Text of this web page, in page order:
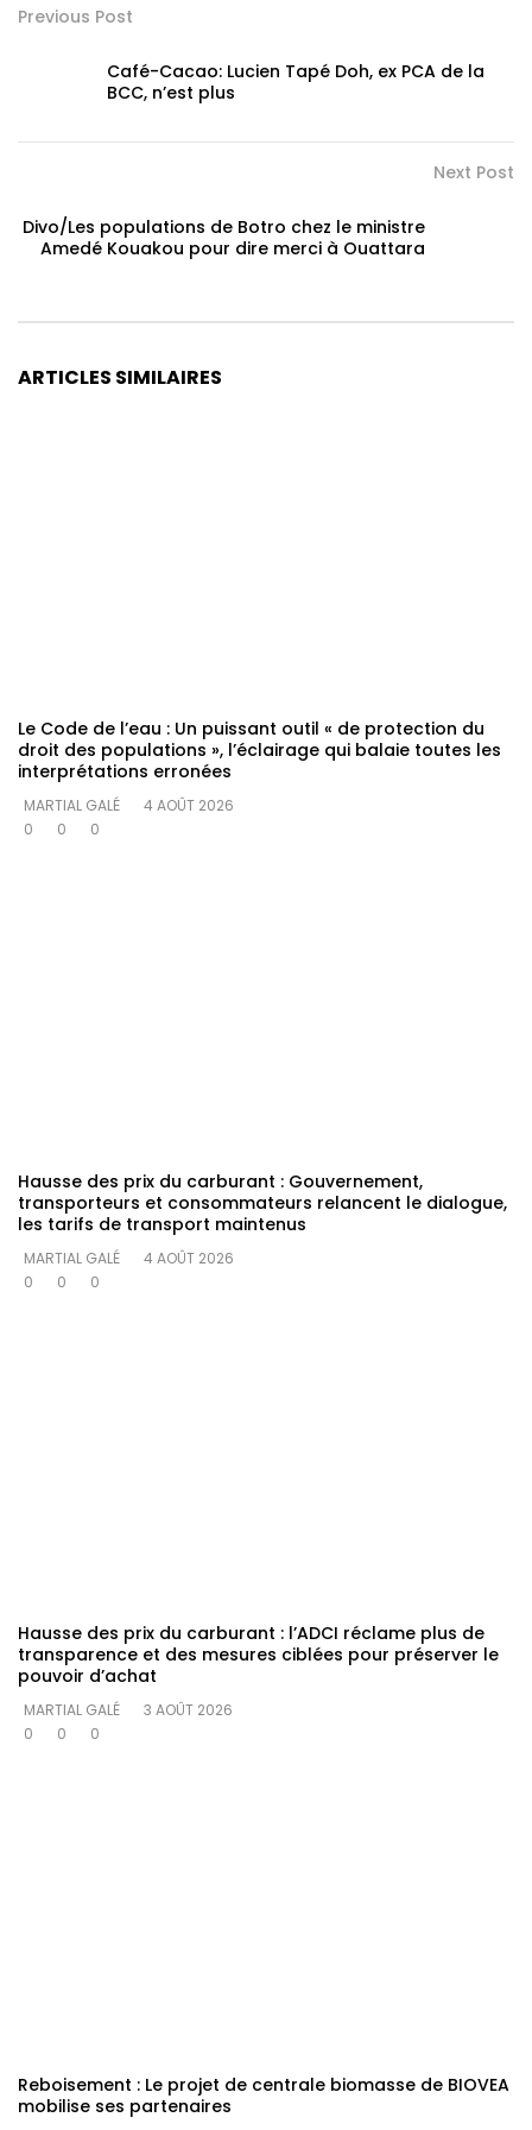
Previous Post
Café-Cacao: Lucien Tapé Doh, ex PCA de la
BCC, n’est plus
Next Post
Divo/Les populations de Botro chez le ministre
Amedé Kouakou pour dire merci à Ouattara
ARTICLES SIMILAIRES
Le Code de l’eau : Un puissant outil « de protection du
droit des populations », l’éclairage qui balaie toutes les
interprétations erronées
MARTIAL GALÉ
4 AOÛT 2026
0
0 0
Hausse des prix du carburant : Gouvernement,
transporteurs et consommateurs relancent le dialogue,
les tarifs de transport maintenus
MARTIAL GALÉ
4 AOÛT 2026
0
0 0
Hausse des prix du carburant : l’ADCI réclame plus de
transparence et des mesures ciblées pour préserver le
pouvoir d’achat
MARTIAL GALÉ
3 AOÛT 2026
0
0 0
Reboisement : Le projet de centrale biomasse de BIOVEA
mobilise ses partenaires